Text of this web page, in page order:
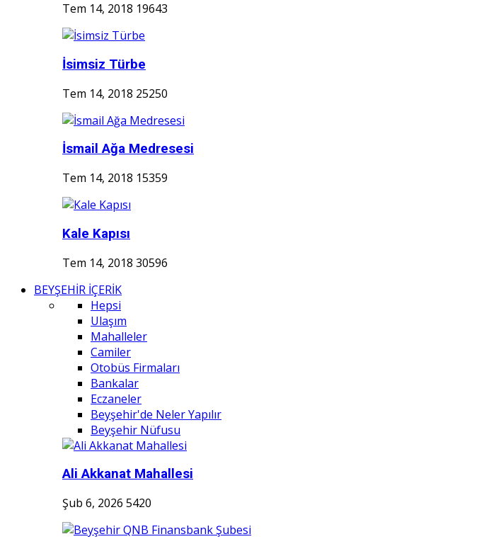
Tem 14, 2018 19643
İsimsiz Türbe
Tem 14, 2018 25250
İsmail Ağa Medresesi
Tem 14, 2018 15359
Kale Kapısı
Tem 14, 2018 30596
BEYŞEHİR İÇERİK
Hepsi
Ulaşım
Mahalleler
Camiler
Otobüs Firmaları
Bankalar
Eczaneler
Beyşehir'de Neler Yapılır
Beyşehir Nüfusu
Ali Akkanat Mahallesi
Şub 6, 2026 5420